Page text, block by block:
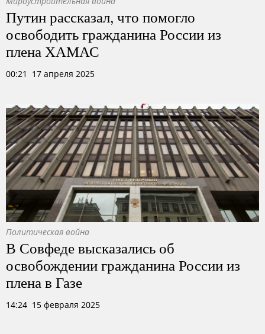
Путин рассказал, что помогло
освободить гражданина России из
плена ХАМАС
00:21 17 апреля 2025
Политическая война
В Совфеде высказались об
освобождении гражданина России из
плена в Газе
14:24 15 февраля 2025